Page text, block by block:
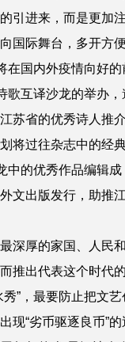
引进来，而是更加
国际舞台，多开方
在国内外疫情向好的
歌互译沙龙的举办，
苏省的优秀诗人推
将过往杂志中的经
中的优秀作品编辑成
文出版发行，助推
深厚的家国、人民
推出代表这个时代
”，最要防止把文艺
现“劣币驱逐良币”的